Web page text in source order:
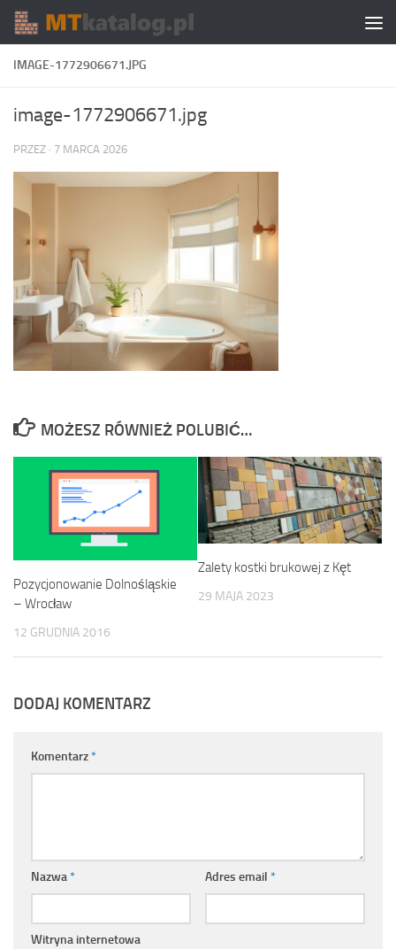
Skip to content
IMAGE-1772906671.JPG
image-1772906671.jpg
PRZEZ · 7 MARCA 2026
MOŻESZ RÓWNIEŻ POLUBIĆ…
Pozycjonowanie Dolnośląskie
– Wrocław
12 GRUDNIA 2016
Zalety kostki brukowej z Kęt
29 MAJA 2023
DODAJ KOMENTARZ
Komentarz*
Nazwa* Adres email *
Witryna internetowa